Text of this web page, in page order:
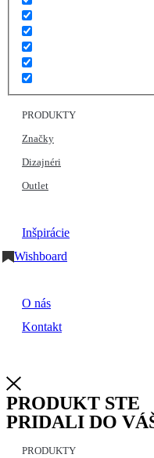
PRODUKTY
Značky
Dizajnéri
Outlet
Inšpirácie
Wishboard
O nás
Kontakt
PRODUKT STE
PRIDALI DO
PRODUKTY